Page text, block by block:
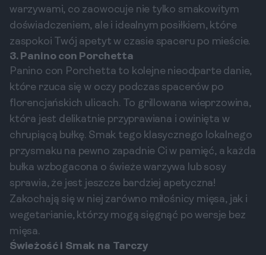
warzywami, co zaowocuje nie tylko smakowitym
doświadczeniem, ale i idealnym posiłkiem, które
zaspokoi Twój apetyt w czasie spaceru po mieście.
3. Panino con Porchetta
Panino con Porchetta to kolejne nieodparte danie,
które rzuca się w oczy podczas spacerów po
florencjańskich ulicach. To grillowana wieprzowina,
która jest delikatnie przyprawiana i owinięta w
chrupiącą bułkę. Smak tego klasycznego lokalnego
przysmaku na pewno zapadnie Ci w pamięć, a każda
bułka wzbogacona o świeże warzywa lub sosy
sprawia, że jest jeszcze bardziej apetyczna!
Zakochają się w niej zarówno miłośnicy mięsa, jak i
wegetarianie, którzy mogą sięgnąć po wersje bez
mięsa.
Świeżość i Smak na Tarczy